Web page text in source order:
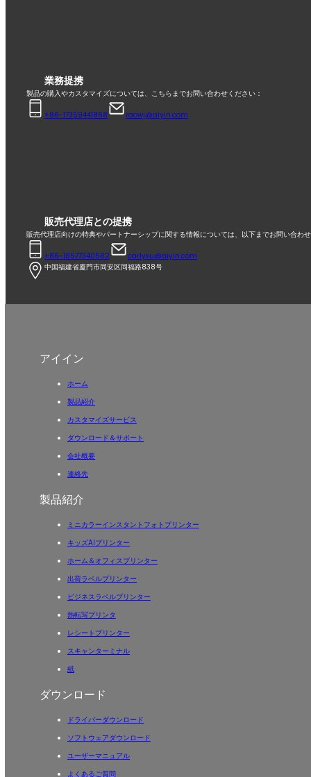
業務提携
製品の購入やカスタマイズについては、こちらまでお問い合わせください：
+86-17359441868 raowj@aiyin.com
販売代理店との提携
販売代理店向けの特典やパートナーシップに関する情報については、以下までお問い合わ
+86-18577340582
carlyxu@aiyin.com
中国福建省廈門市同安区同福路838号
アイイン
ホーム
製品紹介
カスタマイズサービス
ダウンロード＆サポート
会社概要
連絡先
製品紹介
ミニカラーインスタントフォトプリンター
キッズAIプリンター
ホーム＆オフィスプリンター
出荷ラベルプリンター
ビジネスラベルプリンター
熱転写プリンタ
レシートプリンター
スキャンターミナル
紙
ダウンロード
ドライバーダウンロード
ソフトウェアダウンロード
ユーザーマニュアル
よくあるご質問